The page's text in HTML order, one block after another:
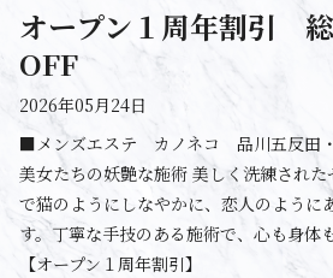
オープン１周年割引
OFF
2026年05月24日
■メンズエステ カノネコ 品川五反田
美女たちの妖艶な施術 美しく洗練された
で猫のようにしなやかに、恋人のように
す。丁寧な手技のある施術で、心も身体
【オープン１周年割引】